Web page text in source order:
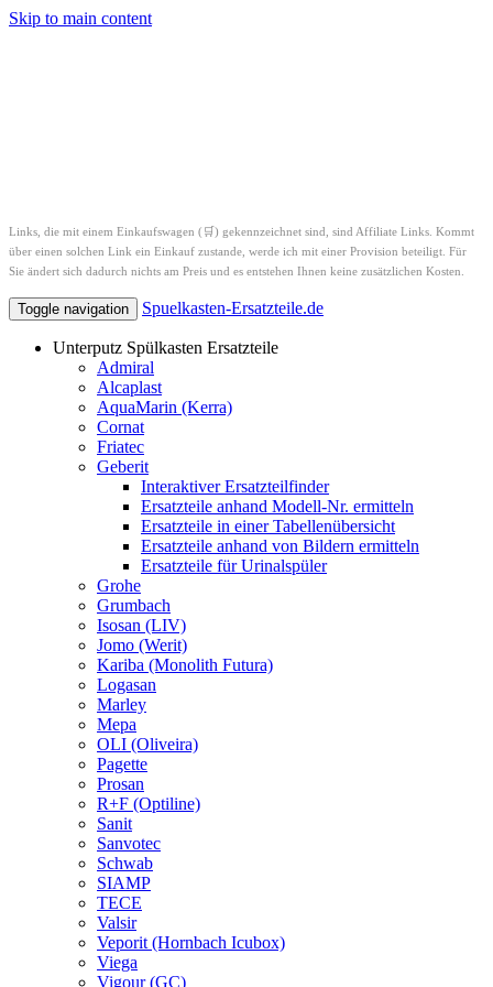
Skip to main content
Links, die mit einem Einkaufswagen (🛒) gekennzeichnet sind, sind Affiliate Links. Kommt
über einen solchen Link ein Einkauf zustande, werde ich mit einer Provision beteiligt. Für
Sie ändert sich dadurch nichts am Preis und es entstehen Ihnen keine zusätzlichen Kosten.
Toggle navigation Spuelkasten-Ersatzteile.de
Unterputz Spülkasten Ersatzteile
Admiral
Alcaplast
AquaMarin (Kerra)
Cornat
Friatec
Geberit
Interaktiver Ersatzteilfinder
Ersatzteile anhand Modell-Nr. ermitteln
Ersatzteile in einer Tabellenübersicht
Ersatzteile anhand von Bildern ermitteln
Ersatzteile für Urinalspüler
Grohe
Grumbach
Isosan (LIV)
Jomo (Werit)
Kariba (Monolith Futura)
Logasan
Marley
Mepa
OLI (Oliveira)
Pagette
Prosan
R+F (Optiline)
Sanit
Sanvotec
Schwab
SIAMP
TECE
Valsir
Veporit (Hornbach Icubox)
Viega
Vigour (GC)